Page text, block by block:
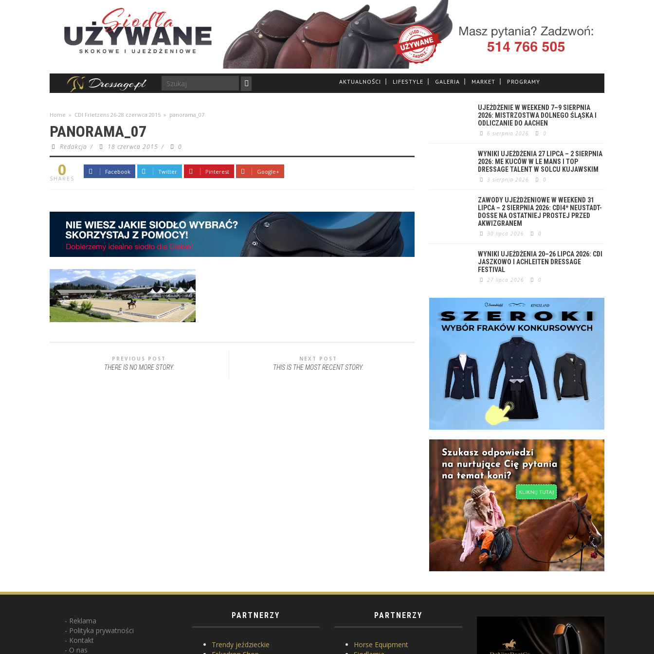
AKTUALNOŚCI LIFESTYLE GALERIA MARKET PROGRAMY
Home » CDI Frietzens 26-28 czerwca 2015 » panorama_07
PANORAMA_07
Redakcja / 18 czerwca 2015 / 0
0
SHARES
Facebook Twitter Pinterest Google+
PREVIOUS POST
THERE IS NO MORE STORY.
NEXT POST
THIS IS THE MOST RECENT STORY.
UJEŻDŻENIE W WEEKEND 7–9 SIERPNIA
2026: MISTRZOSTWA DOLNEGO ŚLĄSKA I
ODLICZANIE DO AACHEN
6 sierpnia 2026 0
WYNIKI UJEŻDŻENIA 27 LIPCA – 2 SIERPNIA
2026: ME KUCÓW W LE MANS I TOP
DRESSAGE TALENT W SOLCU KUJAWSKIM
3 sierpnia 2026 0
ZAWODY UJEŻDŻENIOWE W WEEKEND 31
LIPCA – 2 SIERPNIA 2026: CDI4* NEUSTADT-
DOSSE NA OSTATNIEJ PROSTEJ PRZED
AKWIZGRANEM
30 lipca 2026 0
WYNIKI UJEŻDŻENIA 20–26 LIPCA 2026: CDI
JASZKOWO I ACHLEITEN DRESSAGE
FESTIVAL
27 lipca 2026 0
Reklama
Polityka prywatności
Kontakt
O nas
PARTNERZY
Trendy jeździeckie
PARTNERZY
Horse Equipment